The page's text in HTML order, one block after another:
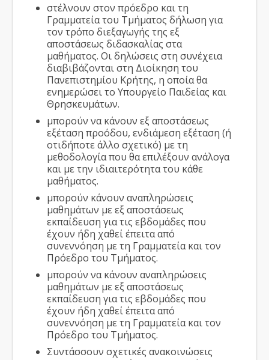
στέλνουν στον πρόεδρο και τη
Γραμματεία του Τμήματος δήλωση για
τον τρόπο διεξαγωγής της εξ
αποστάσεως διδασκαλίας στα
μαθήματος. Οι δηλώσεις στη συνέχεια
διαβιβάζονται στη Διοίκηση του
Πανεπιστημίου Κρήτης, η οποία θα
ενημερώσει το Υπουργείο Παιδείας και
Θρησκευμάτων.
μπορούν να κάνουν εξ αποστάσεως
εξέταση προόδου, ενδιάμεση εξέταση (ή
οτιδήποτε άλλο σχετικό) με τη
μεθοδολογία που θα επιλέξουν ανάλογα
και με την ιδιαιτερότητα του κάθε
μαθήματος.
μπορούν κάνουν αναπληρώσεις
μαθημάτων με εξ αποστάσεως
εκπαίδευση για τις εβδομάδες που
έχουν ήδη χαθεί έπειτα από
συνεννόηση με τη Γραμματεία και τον
Πρόεδρο του Τμήματος.
μπορούν να κάνουν αναπληρώσεις
μαθημάτων με εξ αποστάσεως
εκπαίδευση για τις εβδομάδες που
έχουν ήδη χαθεί έπειτα από
συνεννόηση με τη Γραμματεία και τον
Πρόεδρο του Τμήματος.
Συντάσσουν σχετικές ανακοινώσεις